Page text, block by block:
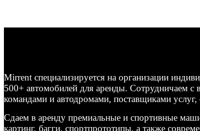
Mirrent специализируется на организации
500+ автомобилей для аренды. Сотрудничаем
командами и автодромами, поставщиками
Сдаем в аренду премиальные и спортивные
картинг, багги, спортпрототипы, а также